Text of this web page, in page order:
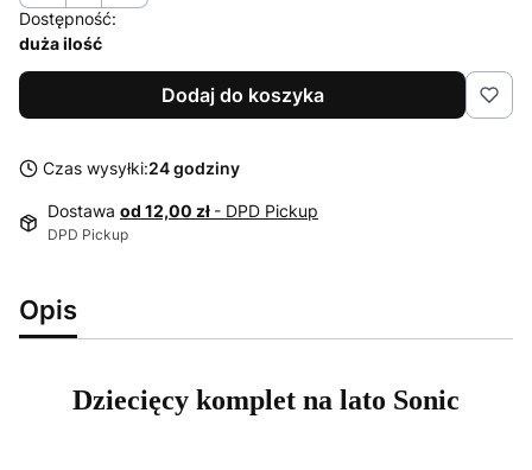
Dostępność:
duża ilość
Dodaj do koszyka
Czas wysyłki:24 godziny
Dostawa od 12,00 zł - DPD Pickup
DPD Pickup
Opis
Dziecięcy komplet na lato Sonic